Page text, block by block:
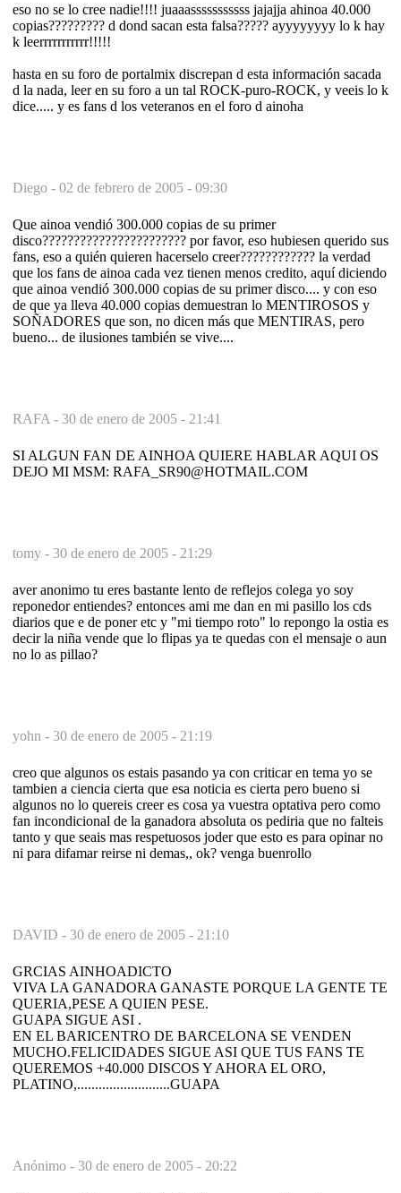
eso no se lo cree nadie!!!! juaaasssssssssss jajajja ahinoa 40.000
copias????????? d dond sacan esta falsa????? ayyyyyyyy lo k hay
k leerrrrrrrrrrr!!!!!
hasta en su foro de portalmix discrepan d esta información sacada
d la nada, leer en su foro a un tal ROCK-puro-ROCK, y veeis lo k
dice..... y es fans d los veteranos en el foro d ainoha
Diego - 02 de febrero de 2005 - 09:30
Que ainoa vendió 300.000 copias de su primer
disco??????????????????????? por favor, eso hubiesen querido sus
fans, eso a quién quieren hacerselo creer???????????? la verdad
que los fans de ainoa cada vez tienen menos credito, aquí diciendo
que ainoa vendió 300.000 copias de su primer disco.... y con eso
de que ya lleva 40.000 copias demuestran lo MENTIROSOS y
SOÑADORES que son, no dicen más que MENTIRAS, pero
bueno... de ilusiones también se vive....
RAFA - 30 de enero de 2005 - 21:41
SI ALGUN FAN DE AINHOA QUIERE HABLAR AQUI OS
DEJO MI MSM: RAFA_SR90@HOTMAIL.COM
tomy - 30 de enero de 2005 - 21:29
aver anonimo tu eres bastante lento de reflejos colega yo soy
reponedor entiendes? entonces ami me dan en mi pasillo los cds
diarios que e de poner etc y "mi tiempo roto" lo repongo la ostia es
decir la niña vende que lo flipas ya te quedas con el mensaje o aun
no lo as pillao?
yohn - 30 de enero de 2005 - 21:19
creo que algunos os estais pasando ya con criticar en tema yo se
tambien a ciencia cierta que esa noticia es cierta pero bueno si
algunos no lo quereis creer es cosa ya vuestra optativa pero como
fan incondicional de la ganadora absoluta os pediria que no falteis
tanto y que seais mas respetuosos joder que esto es para opinar no
ni para difamar reirse ni demas,, ok? venga buenrollo
DAVID - 30 de enero de 2005 - 21:10
GRCIAS AINHOADICTO
VIVA LA GANADORA GANASTE PORQUE LA GENTE TE
QUERIA,PESE A QUIEN PESE.
GUAPA SIGUE ASI .
EN EL BARICENTRO DE BARCELONA SE VENDEN
MUCHO.FELICIDADES SIGUE ASI QUE TUS FANS TE
QUEREMOS +40.000 DISCOS Y AHORA EL ORO,
PLATINO,..........................GUAPA
Anónimo - 30 de enero de 2005 - 20:22